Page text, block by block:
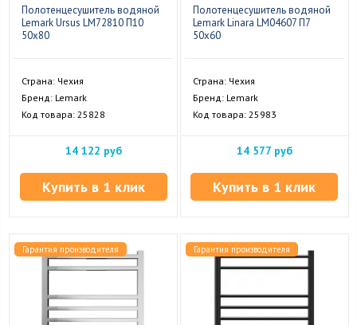
Полотенцесушитель водяной
Lemark Ursus LM72810 П10
50x80
Страна: Чехия
Бренд: Lemark
Код товара: 25828
14 122 руб
Купить в 1 клик
Полотенцесушитель водяной
Lemark Linara LM04607 П7
50x60
Страна: Чехия
Бренд: Lemark
Код товара: 25983
14 577 руб
Купить в 1 клик
Гарантия производителя Гарантия производителя